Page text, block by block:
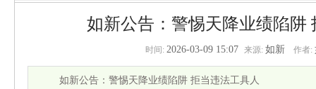
如新公告：警惕天降业绩陷阱
时间: 2026-03-09 15:07 来源: 如新 作者:
如新公告：警惕天降业绩陷阱 拒当违法工具人